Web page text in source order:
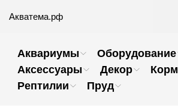
Акватема.рф
Аквариумы
Оборудование
Аксессуары
Декор Корм
Рептилии
Пруд